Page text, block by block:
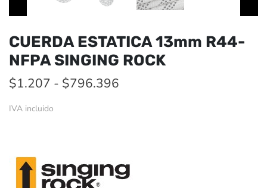
CUERDA ESTATICA 13mm R44-
NFPA SINGING ROCK
$1.207 - $796.396
hasta
IVA incluido